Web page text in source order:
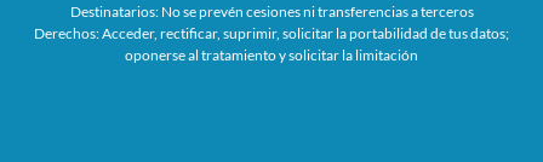
Destinatarios: No se prevén cesiones ni transferencias a terceros
Derechos: Acceder, rectificar, suprimir, solicitar la portabilidad de tus datos;
oponerse al tratamiento y solicitar la limitación